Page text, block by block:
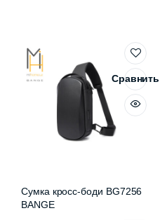
Сравнить
Сумка кросс-боди BG7256
BANGE